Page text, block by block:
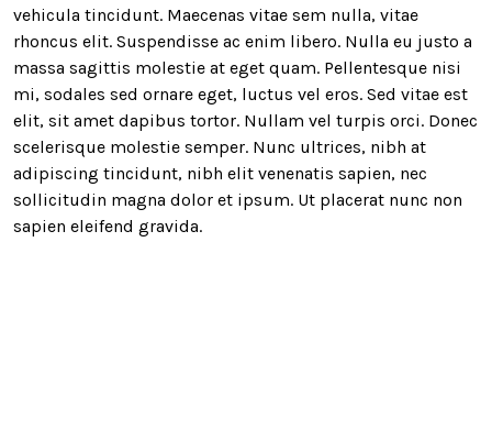
vehicula tincidunt. Maecenas vitae sem nulla, vitae
rhoncus elit. Suspendisse ac enim libero. Nulla eu justo a
massa sagittis molestie at eget quam. Pellentesque nisi
mi, sodales sed ornare eget, luctus vel eros. Sed vitae est
elit, sit amet dapibus tortor. Nullam vel turpis orci. Donec
scelerisque molestie semper. Nunc ultrices, nibh at
adipiscing tincidunt, nibh elit venenatis sapien, nec
sollicitudin magna dolor et ipsum. Ut placerat nunc non
sapien eleifend gravida.